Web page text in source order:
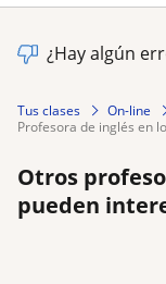
¿Hay algún
Tus clases On-line
profesora de inglés en
Otros
pueden